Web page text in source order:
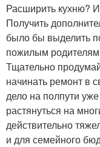
Расширить кухню?
Получить
было бы выделить
пожилым
Тщательно
начинать ремонт в
дело на полпути
растянуться на
действительно
и для семейного